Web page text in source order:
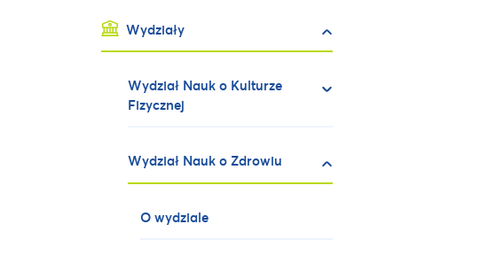
Wydziały
Wydział Nauk o Kulturze
Fizycznej
Wydział Nauk o Zdrowiu
O wydziale